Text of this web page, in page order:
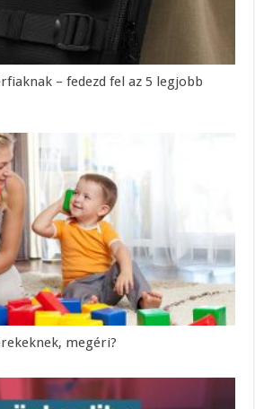
– fedezd fel az 5 legjobb
megéri?